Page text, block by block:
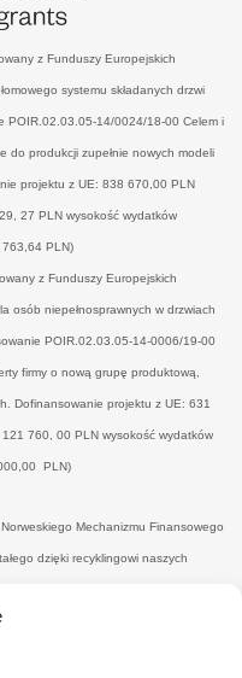
z Funduszy Europejskich
systemu składanych drzwi
POIR.02.03.05-14/0024/18-00 Celem i
do produkcji zupełnie nowych modeli
projektu z UE: 838 670,00 PLN
27 PLN wysokość wydatków
PLN)
z Funduszy Europejskich
osób niepełnosprawnych w drzwiach
POIR.02.03.05-14-0006/19-00
firmy o nową grupę produktową,
Dofinansowanie projektu z UE: 631
760, 00 PLN wysokość wydatków
PLN)
Mechanizmu Finansowego
dzięki recyklingowi naszych
uzyskanie nowego, konkurencyjnego
odpadów przez wtórne ich